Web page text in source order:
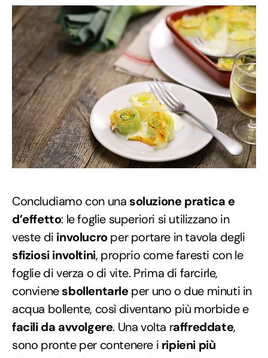
Concludiamo con una soluzione pratica e
d’effetto: le foglie superiori si utilizzano in
veste di involucroper portare in tavola degli
sfiziosi involtini, proprio come faresti con le
foglie di verza o di vite. Prima di farcirle,
convienesbollentarleper uno o due minuti in
acqua bollente, così diventano più morbide e
facili da avvolgere. Una volta raffreddate,
sono pronte per contenere i ripieni più